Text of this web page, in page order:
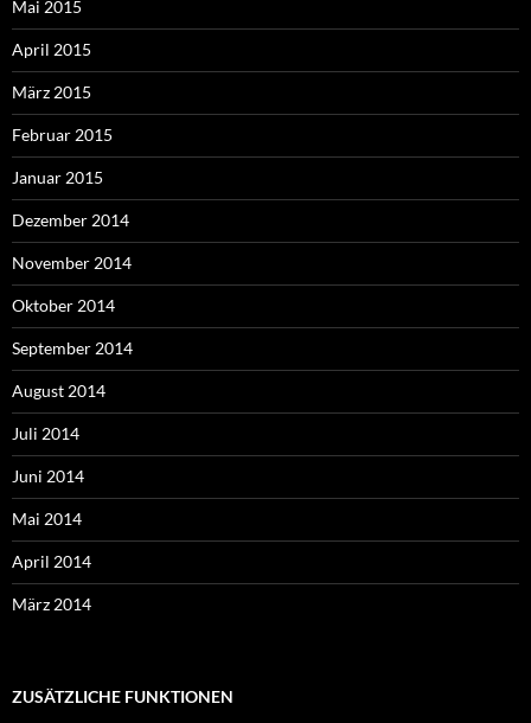
Mai 2015
April 2015
März 2015
Februar 2015
Januar 2015
Dezember 2014
November 2014
Oktober 2014
September 2014
August 2014
Juli 2014
Juni 2014
Mai 2014
April 2014
März 2014
ZUSÄTZLICHE FUNKTIONEN